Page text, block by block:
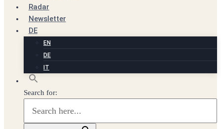
Radar
Newsletter
DE
EN
DE
IT
Search for: